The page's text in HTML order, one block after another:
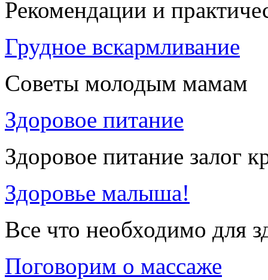
Рекомендации и
Грудное вскармливание
Советы молодым мамам
Здоровое питание
Здоровое питание залог
Здоровье малыша!
Все что необходимо для
Поговорим о массаже